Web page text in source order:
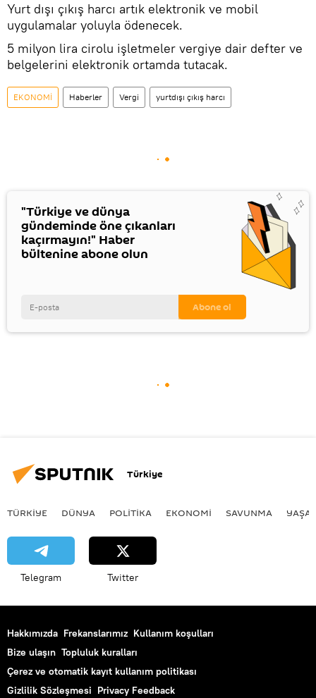
Yurt dışı çıkış harcı artık elektronik ve mobil
uygulamalar yoluyla ödenecek.
5 milyon lira cirolu işletmeler vergiye dair defter ve
belgelerini elektronik ortamda tutacak.
EKONOMİ Haberler Vergi yurtdışı çıkış harcı
"Türkiye ve dünya
gündeminde öne çıkanları
kaçırmayın!" Haber
bültenine abone olun
Türkiye
TÜRKIYE DÜNYA POLİTİKA EKONOMİ SAVUNMA
Telegram Twitter
Hakkımızda Frekanslarımız Kullanım koşulları
Bize ulaşın Topluluk kuralları
Çerez ve otomatik kayıt kullanım politikası
Gizlilik Sözleşmesi Privacy Feedback